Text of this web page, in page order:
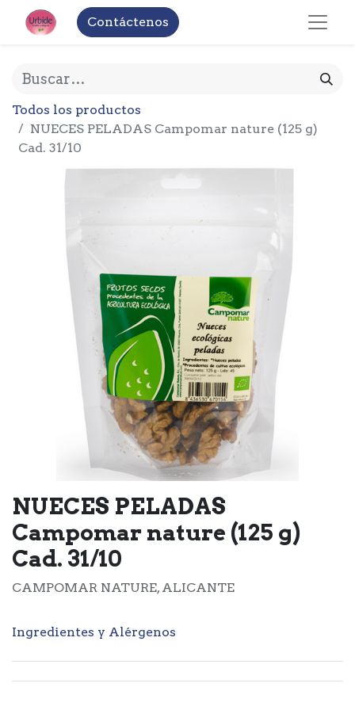
Contáctenos
Todos los productos
NUECES PELADAS Campomar nature (125 g)
Cad. 31/10
NUECES PELADAS
Campomar nature (125 g)
Cad. 31/10
CAMPOMAR NATURE, ALICANTE
Ingredientes y Alérgenos